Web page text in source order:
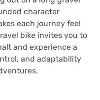
character
each journey feel
bike invites you to
and experience a
and adaptability